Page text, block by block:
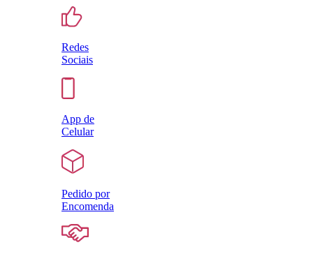
Redes
Sociais
App de
Celular
Pedido por
Encomenda